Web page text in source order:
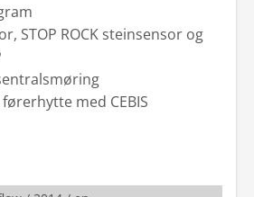
STOP ROCK steinsensor og
med CEBIS